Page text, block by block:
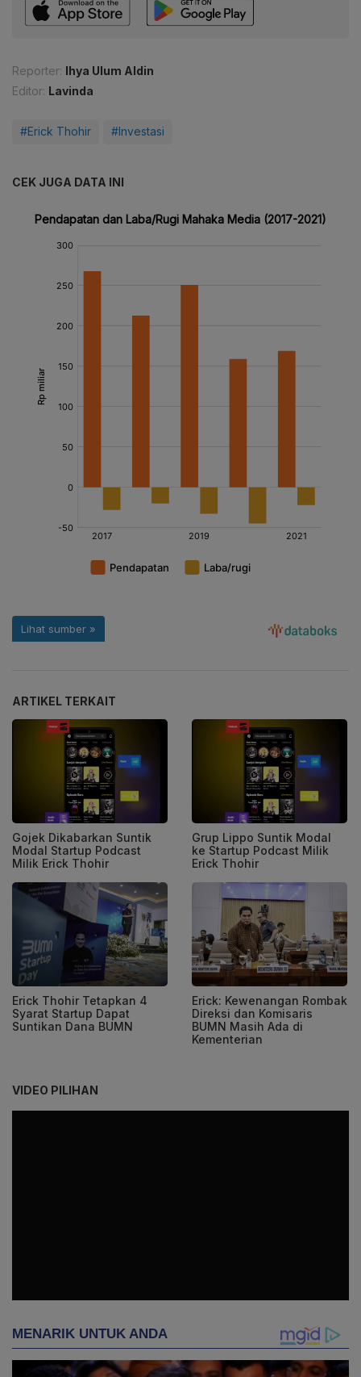
Reporter: Ihya Ulum Aldin
Editor: Lavinda
#Erick Thohir #Investasi
CEK JUGA DATA INI
ARTIKEL TERKAIT
Gojek Dikabarkan Suntik
Modal Startup Podcast
Milik Erick Thohir
Grup Lippo Suntik Modal
ke Startup Podcast Milik
Erick Thohir
Erick Thohir Tetapkan 4
Syarat Startup Dapat
Suntikan Dana BUMN
Erick: Kewenangan Rombak
Direksi dan Komisaris
BUMN Masih Ada di
Kementerian
VIDEO PILIHAN